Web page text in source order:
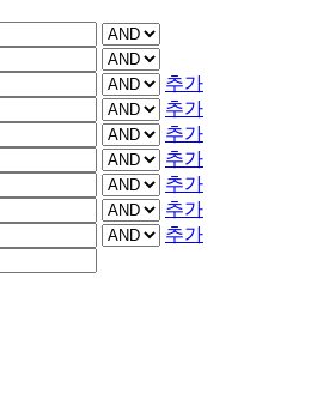
추가
추가
추가
추가
추가
추가
추가